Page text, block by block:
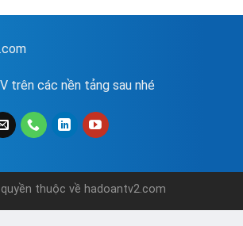
trên các nền tảng sau nhé
thuộc về hadoantv2.com